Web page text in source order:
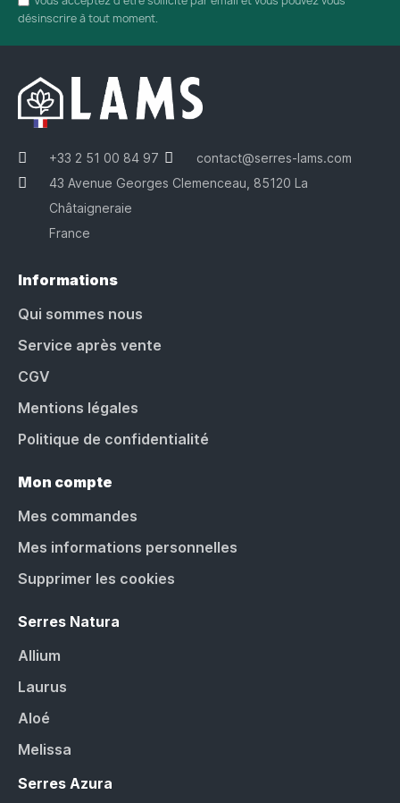
désinscrire à tout moment.
+33 2 51 00 84 97
contact@serres-lams.com
43 Avenue Georges Clemenceau, 85120 La
Châtaigneraie
France
Informations
Qui sommes nous
Service après vente
CGV
Mentions légales
Politique de confidentialité
Mon compte
Mes commandes
Mes informations personnelles
Supprimer les cookies
Serres Natura
Allium
Laurus
Aloé
Melissa
Serres Azura